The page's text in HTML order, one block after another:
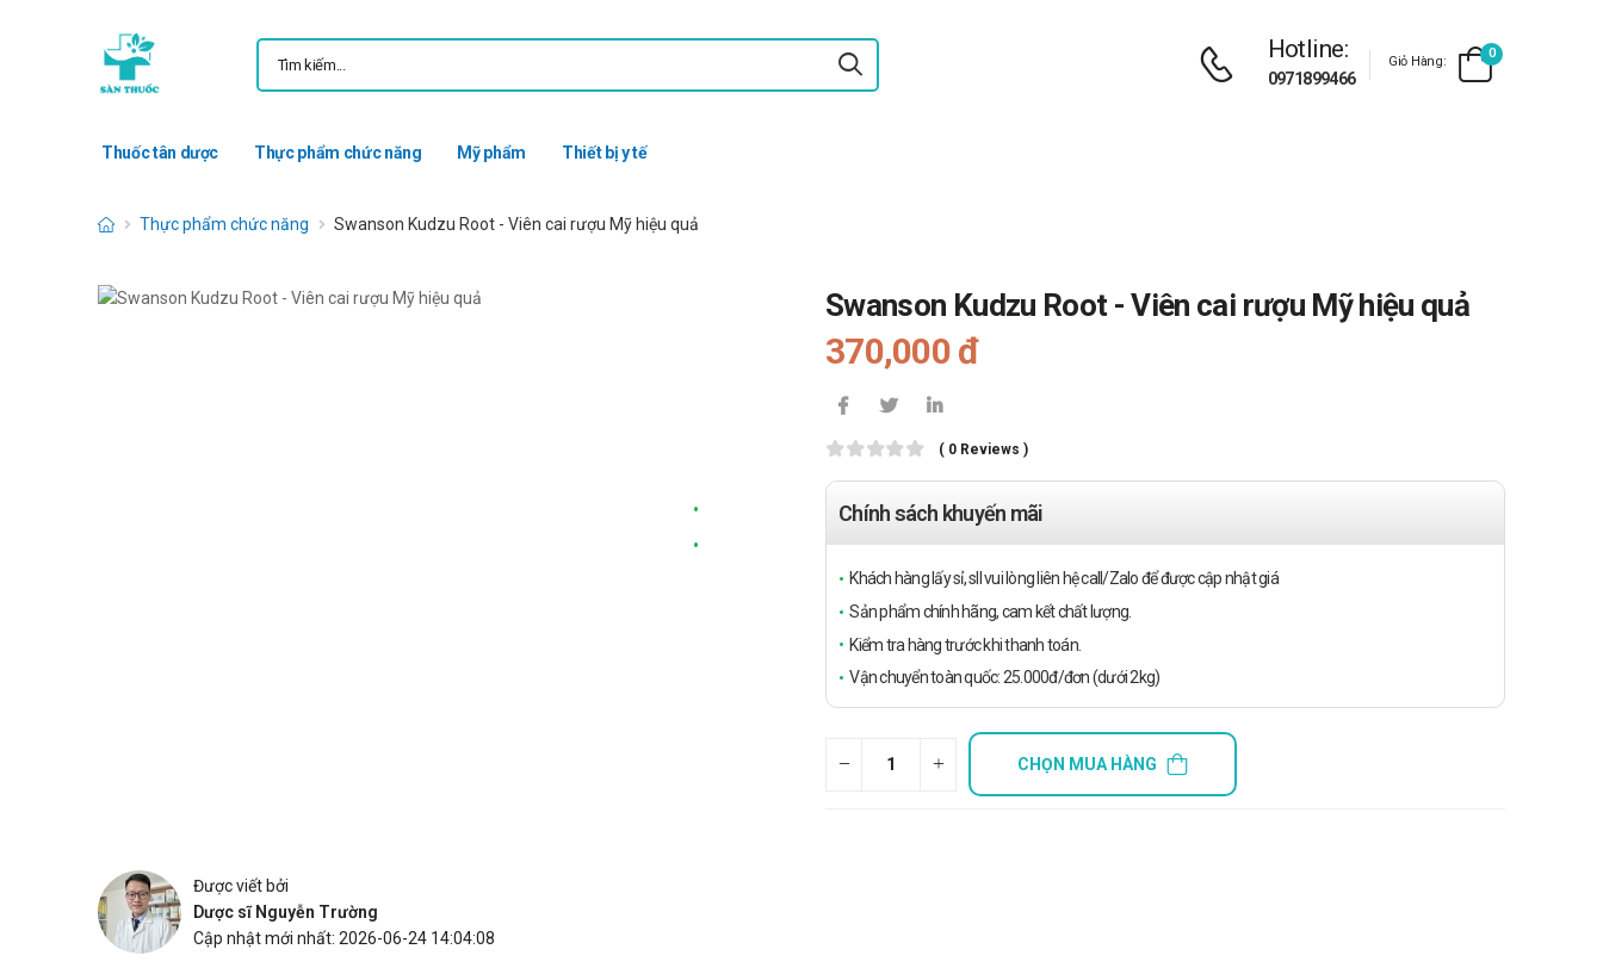
Hotline:
0971899466
Giỏ Hàng:
0
Thuốc tân dược Thực phẩm chức năng Mỹ phẩm Thiết bị y tế
Thực phẩm chức năng Swanson Kudzu Root - Viên cai rượu Mỹ hiệu quả
Swanson Kudzu Root - Viên cai rượu Mỹ hiệu quả
370,000 đ
( 0 Reviews )
Chính sách khuyến mãi
Khách hàng lấy sỉ, sll vui lòng liên hệ call/Zalo để được cập nhật giá
Sản phẩm chính hãng, cam kết chất lượng.
Kiểm tra hàng trước khi thanh toán.
Vận chuyển toàn quốc: 25.000đ/đơn (dưới 2kg)
CHỌN MUA HÀNG
Được viết bởi
Dược sĩ Nguyễn Trường
Cập nhật mới nhất: 2026-06-24 14:04:08